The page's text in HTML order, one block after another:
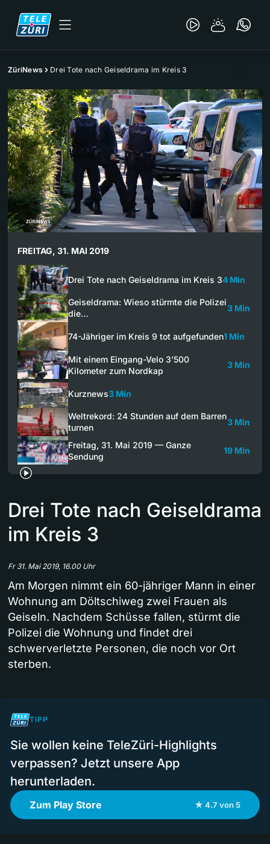
ZüriNews Drei Tote nach Geiseldrama im Kreis 3
FREITAG, 31. MAI 2019
Drei Tote nach Geiseldrama im Kreis 34 Min
Geiseldrama: Wieso stürmte die Polizei
die…
3 Min
74-Jähriger im Kreis 9 tot aufgefunden1 Min
Mit einem Eingang-Velo 3’500
Kilometer zum Nordkap
3 Min
Kurznews3 Min
Weltrekord: 24 Stunden auf dem Barren
turnen
3 Min
Freitag, 31. Mai 2019 — Ganze
Sendung
19 Min
Drei Tote nach Geiseldrama
im Kreis 3
Fr 31. Mai 2019, 16.00 Uhr
Am Morgen nimmt ein 60-jähriger Mann in einer
Wohnung am Döltschiweg zwei Frauen als
Geiseln. Nachdem Schüsse fallen, stürmt die
Polizei die Wohnung und findet drei
schwerverletzte Personen, die noch vor Ort
sterben.
TIPP
Sie wollen keine TeleZüri-Highlights
verpassen? Jetzt unsere App
herunterladen.
Zum Play Store ★ 4.7 von 5